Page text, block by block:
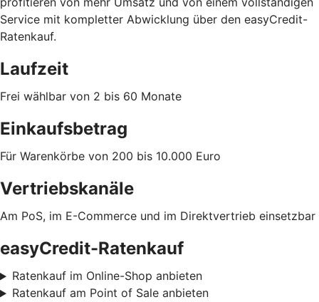
Service mit kompletter Abwicklung über den easyCredit-
Ratenkauf.
Laufzeit
Frei wählbar von 2 bis 60 Monate
Einkaufsbetrag
Für Warenkörbe von 200 bis 10.000 Euro
Vertriebskanäle
Am PoS, im E-Commerce und im Direktvertrieb einsetzbar
easyCredit-Ratenkauf
Ratenkauf im Online-Shop anbieten
Ratenkauf am Point of Sale anbieten